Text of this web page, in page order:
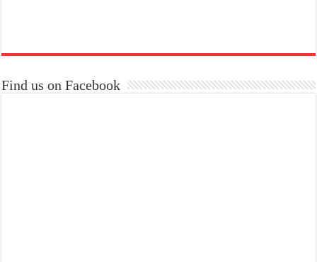
Find us on Facebook